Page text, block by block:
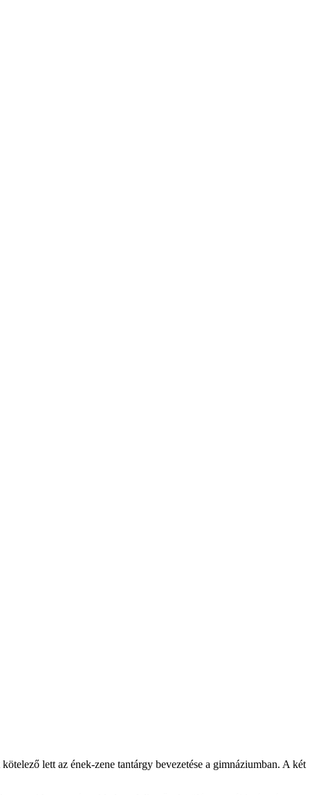
lett az ének-zene tantárgy bevezetése a gimnáziumban. A két